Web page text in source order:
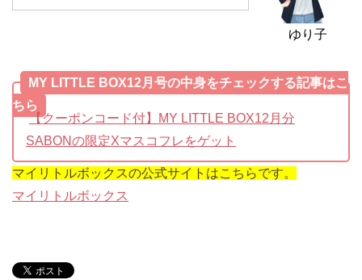
ゆり子
MY LITTLE BOX12月号の中身をチェックする記事はこ
ちら
【クーポンコード付】MY LITTLE BOX12月分
SABONの限定Xマスコフレをゲット
マイリトルボックスの公式サイトはこちらです。
マイリトルボックス